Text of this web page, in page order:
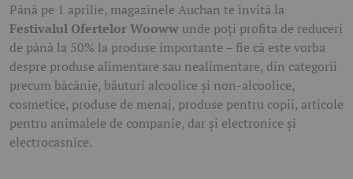
Până pe 1 aprilie, magazinele Auchan te invită la
Festivalul Ofertelor Wooww unde poți profita de reduceri
de până la 50% la produse importante – fie că este vorba
despre produse alimentare sau nealimentare, din categorii
precum băcănie, băuturi alcoolice și non-alcoolice,
cosmetice, produse de menaj, produse pentru copii, articole
pentru animalele de companie, dar și electronice și
electrocasnice.